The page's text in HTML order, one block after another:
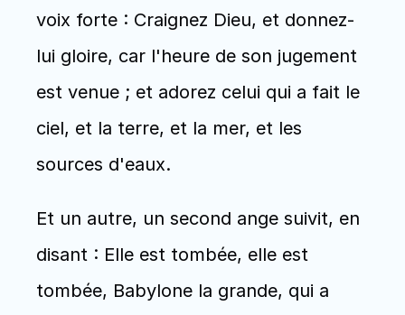
voix forte : Craignez Dieu, et donnez-
lui gloire, car l'heure de son jugement
est venue ; et adorez celui qui a fait le
ciel, et la terre, et la mer, et les
sources d'eaux.
Et un autre, un second ange suivit, en
disant : Elle est tombée, elle est
tombée, Babylone la grande, qui a